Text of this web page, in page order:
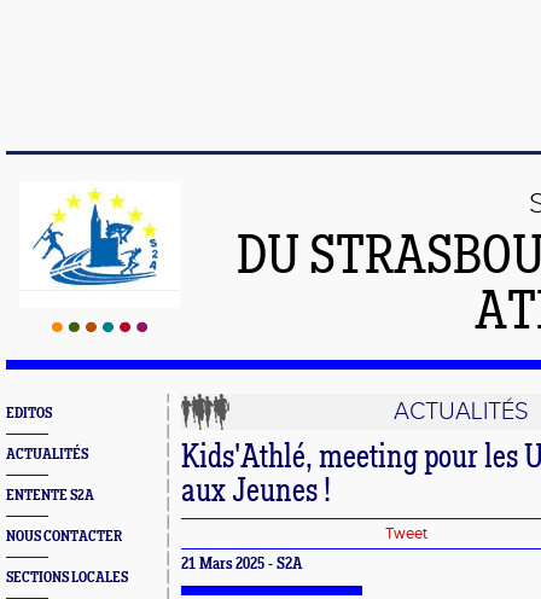
DU
EDITOS
ACTUALITÉS
ENTENTE S2A
NOUS CONTACTER
SECTIONS LOCALES
ACTUALITÉS
Kids'Athlé, meeting pour les
aux Jeunes !
Tweet
21 Mars 2025 - S2A